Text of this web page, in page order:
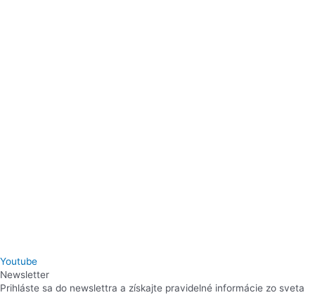
Youtube
Newsletter
Prihláste sa do newslettra a získajte pravidelné informácie zo sveta